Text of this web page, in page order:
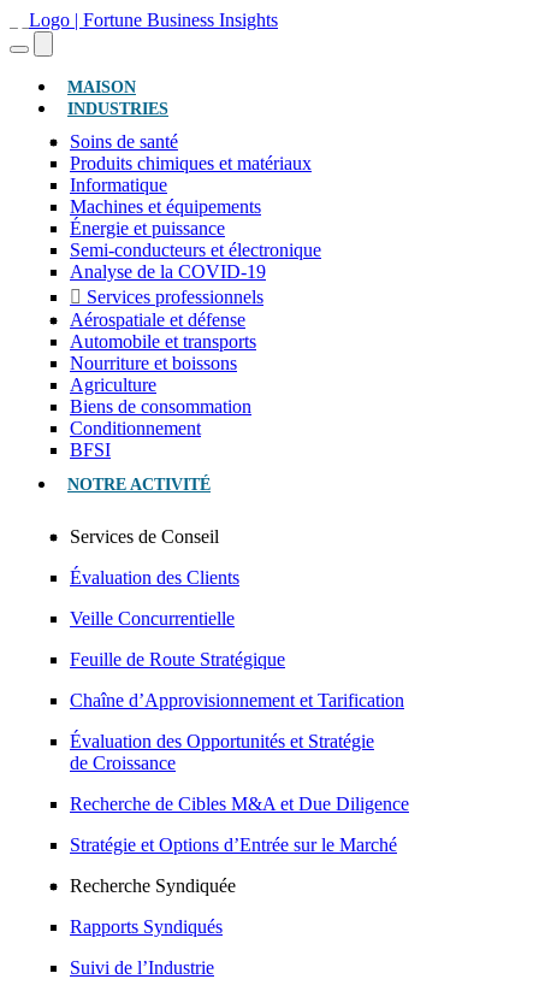
MAISON(ACTUEL)
INDUSTRIES
Soins de santé
Produits chimiques et matériaux
Informatique
Machines et équipements
Énergie et puissance
Semi-conducteurs et électronique
Analyse de la COVID-19
Services professionnels
Aérospatiale et défense
Automobile et transports
Nourriture et boissons
Agriculture
Biens de consommation
Conditionnement
BFSI
NOTRE ACTIVITÉ
Services de Conseil
Évaluation des Clients
Veille Concurrentielle
Feuille de Route Stratégique
Chaîne d’Approvisionnement et Tarification
Évaluation des Opportunités et Stratégie
de Croissance
Recherche de Cibles M&A et Due Diligence
Stratégie et Options d’Entrée sur le Marché
Recherche Syndiquée
Rapports Syndiqués
Suivi de l’Industrie